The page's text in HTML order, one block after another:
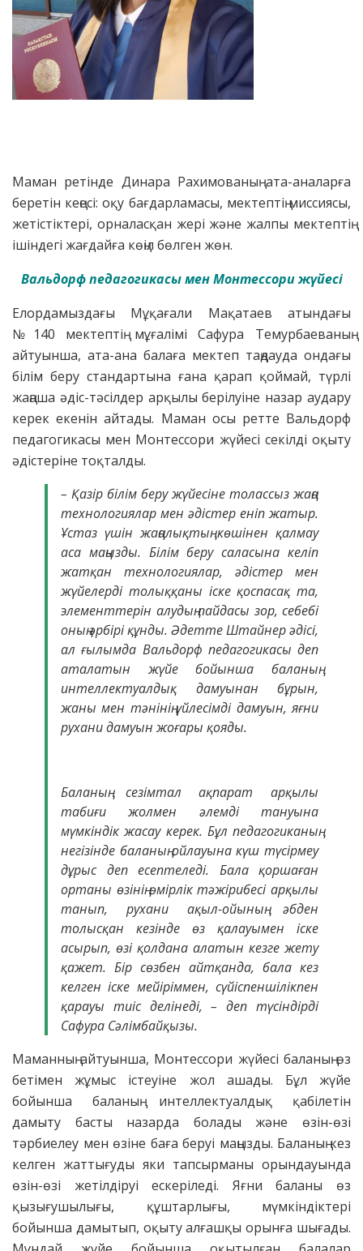
Маман ретінде Динара Рахимованың ата-аналарға
беретін кеңесі: оқу бағдарламасы, мектептің миссиясы,
жетістіктері, орналасқан жері және жалпы мектептің
ішіндегі жағдайға көңіл бөлген жөн.
Вальдорф педагогикасы мен Монтессори жүйесі
Елордамыздағы Мұқағали Мақатаев атындағы
№140 мектептің мұғалімі Сафура Темурбаеваның
айтуынша, ата-ана балаға мектеп таңдауда ондағы
білім беру стандартына ғана қарап қоймай, түрлі
жаңаша әдіс-тәсілдер арқылы берілуіне назар аудару
керек екенін айтады. Маман осы ретте Вальдорф
педагогикасы мен Монтессори жүйесі секілді оқыту
әдістеріне тоқталды.
– Қазір білім беру жүйесіне толассыз жаңа
теxнологиялар мен әдістер еніп жатыр.
Ұстаз үшін жаңалықтың көшінен қалмау
аса маңызды. Білім беру саласына келіп
жатқан технологиялар, әдістер мен
жүйелерді толыққаны іске қоспасақ та,
элементтерін алудың пайдасы зор, себебі
оның әрбірі құнды. Әдетте Штайнер әдісі,
ал ғылымда Вальдорф педагогикасы деп
аталатын жүйе бойынша баланың
интеллектуалдық дамуынан бұрын,
жаны мен тәнінің үйлесімді дамуын, яғни
рухани дамуын жоғары қояды.
Баланың сезімтал ақпарат арқылы
табиғи жолмен әлемді тануына
мүмкіндік жасау керек. Бұл педагогиканың
негізінде баланың ойлауына күш түсірмеу
дұрыс деп есептеледі. Бала қоршаған
ортаны өзінің өмірлік тәжірибесі арқылы
танып, рухани ақыл-ойының әбден
толысқан кезінде өз қалауымен іске
асырып, өзі қолдана алатын кезге жету
қажет. Бір сөзбен айтқанда, бала кез
келген іске мейіріммен, сүйіспеншілікпен
қарауы тиіс делінеді, – деп түсіндірді
Сафура Сәлімбайқызы.
Маманның айтуынша, Монтессори жүйесі баланың өз
бетімен жұмыс істеуіне жол ашады. Бұл жүйе
бойынша баланың интеллектуалдық қабілетін
дамыту басты назарда болады және өзін-өзі
тәрбиелеу мен өзіне баға беруі маңызды. Баланың кез
келген жаттығуды яки тапсырманы орындауында
өзін-өзі жетілдіруі ескеріледі. Яғни баланы өз
қызығушылығы, құштарлығы, мүмкіндіктері
бойынша дамытып, оқыту алғашқы орынға шығады.